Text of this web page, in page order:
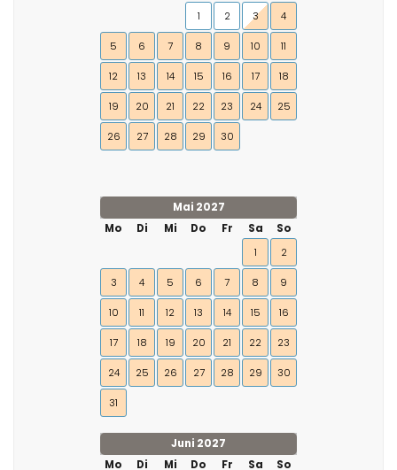
1
2 3 4
5 6 7 8 9 10 11
12 13 14 15 16 17 18
19 20 21 22 23 24 25
26 27 28 29 30
Mai 2027
Mo
Di Mi Do Fr Sa
So
1
2
3 4 5 6 7 8 9
10 11 12 13 14 15 16
17 18 19 20 21 22 23
24 25 26 27 28 29 30
31
Juni 2027
Mo
Di Mi Do Fr Sa
So